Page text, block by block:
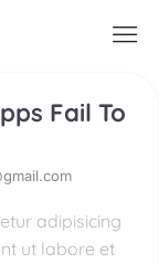
Fail To
adipisicing
ut labore et